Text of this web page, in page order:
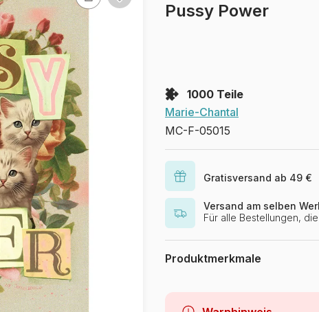
Pussy Power
1000 Teile
Marie-Chantal
MC-F-05015
Gratisversand ab 49 €
Versand am selben
Für alle Bestellungen,
Produktmerkmale